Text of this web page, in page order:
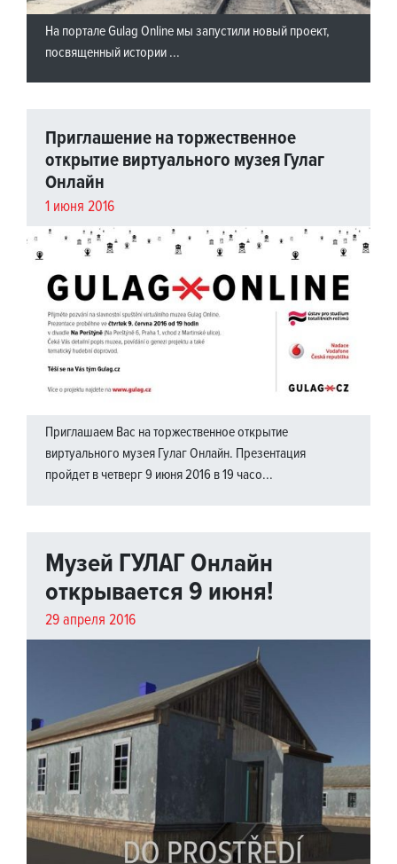
На портале Gulag Online мы запустили новый проект,
посвященный истории...
Приглашение на торжественное
открытие виртуального музея Гулаг
Онлайн
1 июня 2016
Приглашаем Вас на торжественное открытие
виртуального музея Гулаг Онлайн. Презентация
пройдет в четверг 9 июня 2016 в 19 часо...
Музей ГУЛАГ Онлайн
открывается 9 июня!
29 апреля 2016